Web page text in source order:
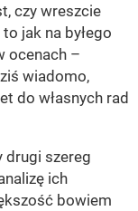
czy wreszcie
jak na byłego
ocenach –
wiadomo,
do własnych rad
drugi szereg
ich
bowiem